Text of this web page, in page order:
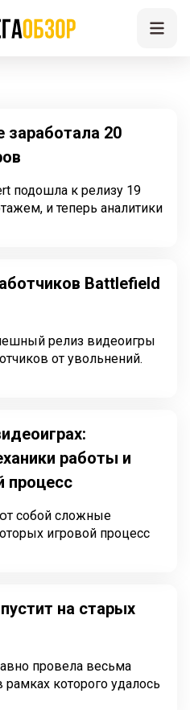
заработала 20
подошла к релизу 19
и теперь аналитики
Battlefield
релиз видеоигры
от увольнений.
работы и
процесс
собой сложные
игровой процесс
на старых
провела весьма
которого удалось